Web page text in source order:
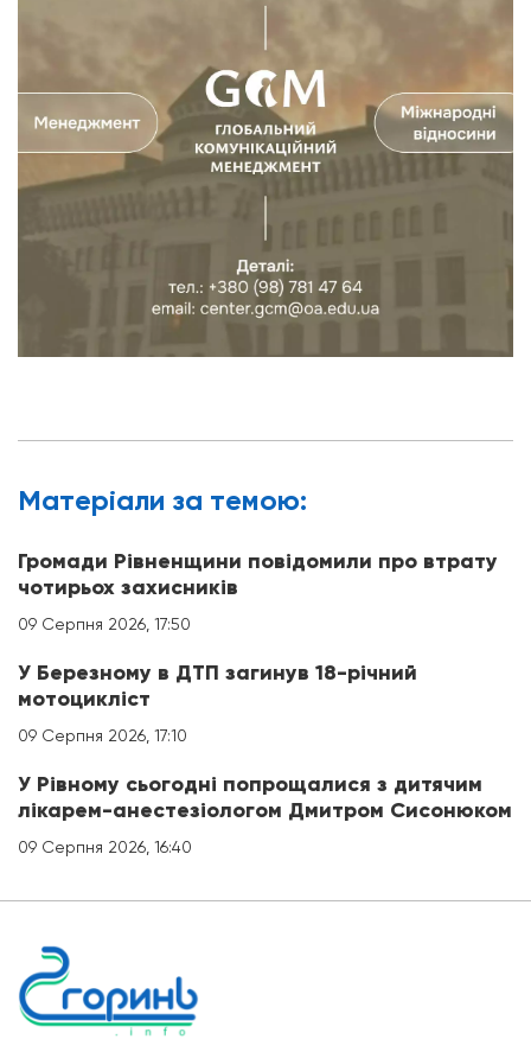
Матерiали за темою:
Громади Рівненщини повідомили про втрату
чотирьох захисників
09 Серпня 2026, 17:50
У Березному в ДТП загинув 18-річний
мотоцикліст
09 Серпня 2026, 17:10
У Рівному сьогодні попрощалися з дитячим
лікарем-анестезіологом Дмитром Сисонюком
09 Серпня 2026, 16:40